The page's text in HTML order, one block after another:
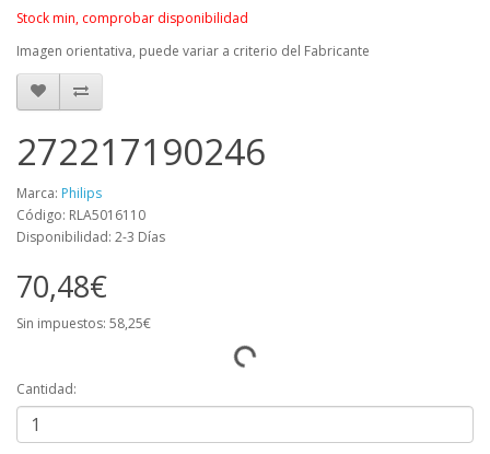
Stock min, comprobar disponibilidad
Imagen orientativa, puede variar a criterio del Fabricante
272217190246
Marca: Philips
Código: RLA5016110
Disponibilidad: 2-3 Días
70,48€
Sin impuestos: 58,25€
Cantidad: